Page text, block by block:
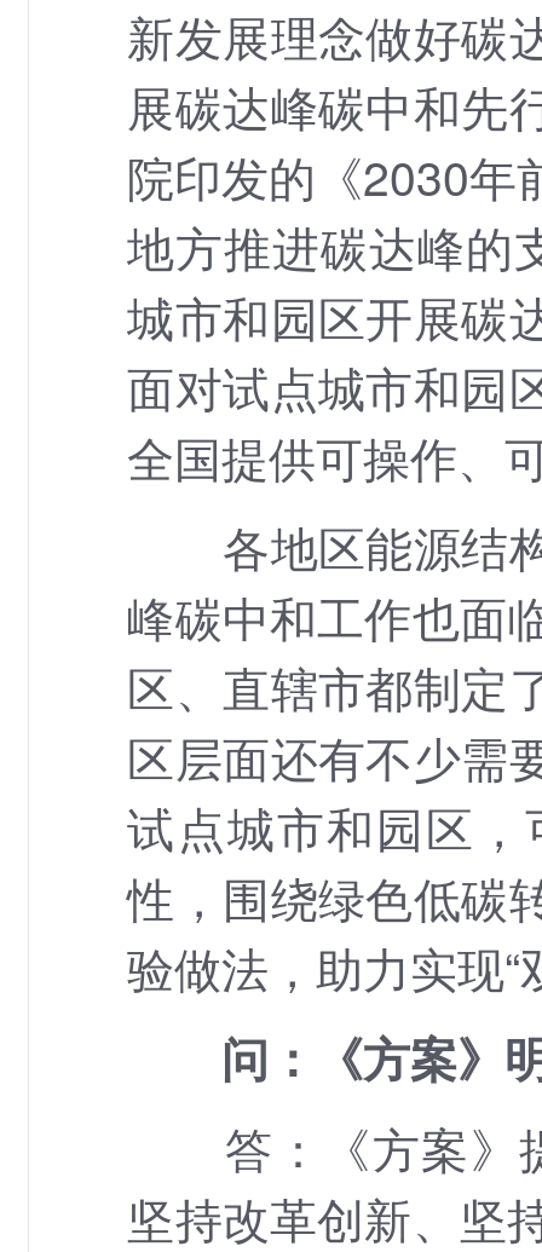
新发展理念做好碳
展碳达峰碳中和先
院印发的《2030年
地方推进碳达峰的
城市和园区开展碳
面对试点城市和园
全国提供可操作、
各地区能源结构
峰碳中和工作也面
区、直辖市都制定
区层面还有不少需
试点城市和园区
性，围绕绿色低碳
验做法，助力实现“
问：《方案》
答：《方案》提
坚持改革创新、坚